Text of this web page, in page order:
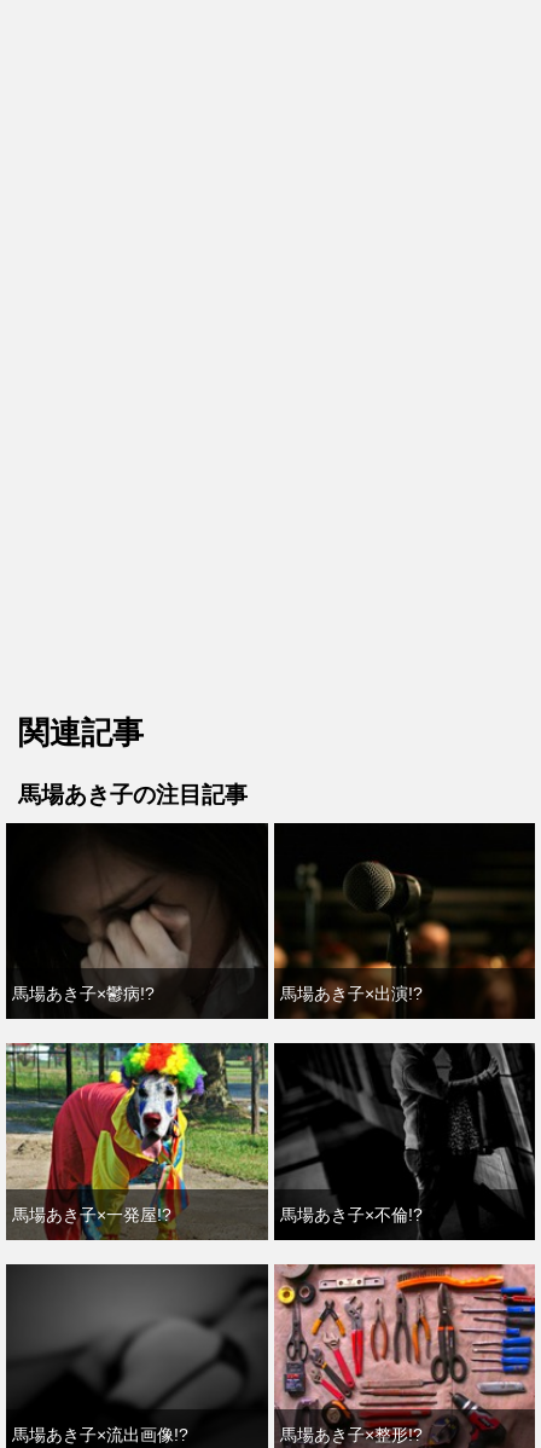
関連記事
馬場あき子の注目記事
馬場あき子×鬱病!? 馬場あき子×出演!?
馬場あき子×一発屋!? 馬場あき子×不倫!?
馬場あき子×流出画像!? 馬場あき子×整形!?